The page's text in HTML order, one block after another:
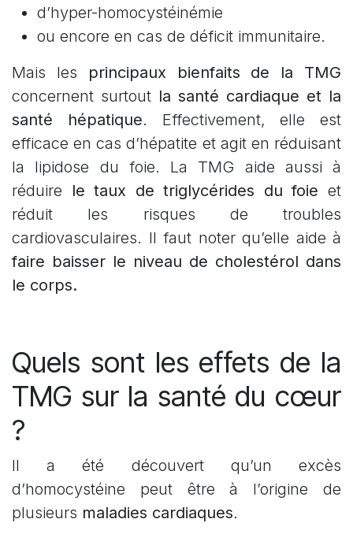
d’hyper-homocystéinémie
ou encore en cas de déficit immunitaire.
Mais les principaux bienfaits de la TMG
concernent surtout la santé cardiaque et la
santé hépatique. Effectivement, elle est
efficace en cas d’hépatite et agit en réduisant
la lipidose du foie. La TMG aide aussi à
réduire
le taux de triglycérides du foie et
réduit les risques de troubles
cardiovasculaires. Il faut noter qu’elle aide à
faire baisser le niveau de cholestérol dans
le corps.
Quels sont les effets de la
TMG sur la santé du cœur
?
Il a été découvert qu’un excès
d’homocystéine peut être à l’origine de
plusieurs maladies cardiaques.